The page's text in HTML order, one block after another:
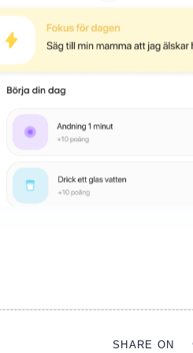
SHARE ON